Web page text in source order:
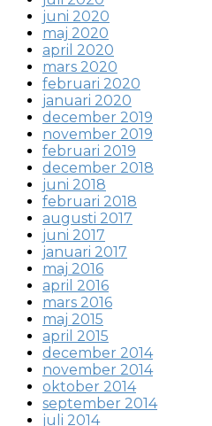
juni 2020
maj 2020
april 2020
mars 2020
februari 2020
januari 2020
december 2019
november 2019
februari 2019
december 2018
juni 2018
februari 2018
augusti 2017
juni 2017
januari 2017
maj 2016
april 2016
mars 2016
maj 2015
april 2015
december 2014
november 2014
oktober 2014
september 2014
juli 2014